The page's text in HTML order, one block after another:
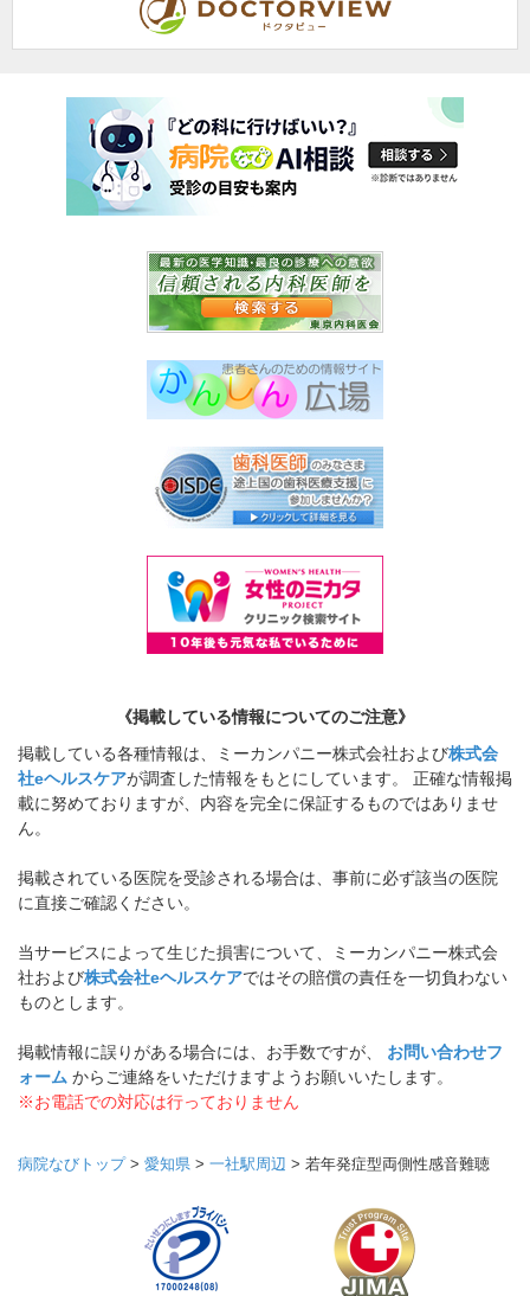
《掲載している情報についてのご注意》
掲載している各種情報は、ミーカンパニー株式会社および株式会
社eヘルスケアが調査した情報をもとにしています。 正確な情報掲
載に努めておりますが、内容を完全に保証するものではありませ
ん。
掲載されている医院を受診される場合は、事前に必ず該当の医院
に直接ご確認ください。
当サービスによって生じた損害について、ミーカンパニー株式会
社および株式会社eヘルスケアではその賠償の責任を一切負わない
ものとします。
掲載情報に誤りがある場合には、お手数ですが、 お問い合わせフ
ォーム からご連絡をいただけますようお願いいたします。
※お電話での対応は行っておりません
病院なびトップ> 愛知県 > 一社駅周辺 > 若年発症型両側性感音難聴